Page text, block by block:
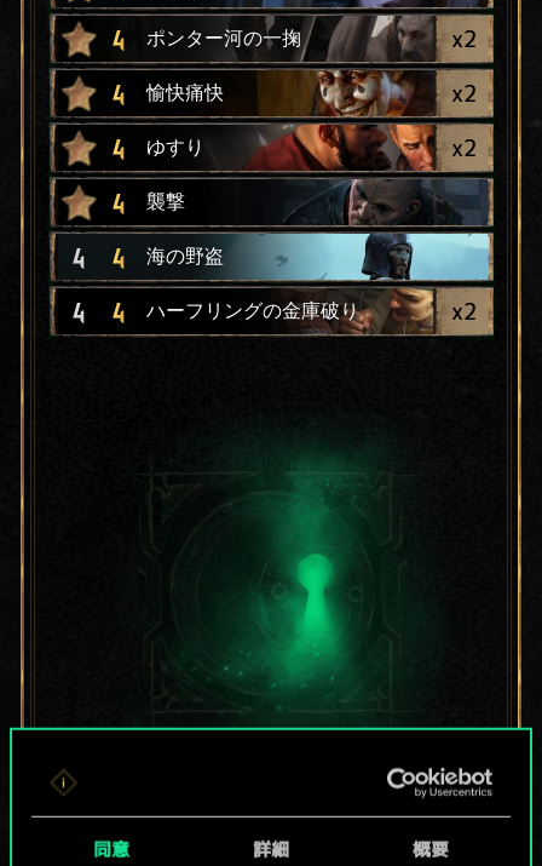
同意 詳細 概要
4 ポンター河の一掬 x2
4 愉快痛快 x2
4 ゆすり x2
4 襲撃
4 4 海の野盗
4 4 ハーフリングの金庫破り x2
現在はまだこれし
か共有デッキがあ